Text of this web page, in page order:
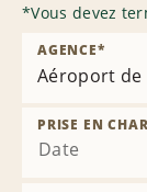
*Vous devez
Aéroport de
AGENCE*
Date
PRISE EN